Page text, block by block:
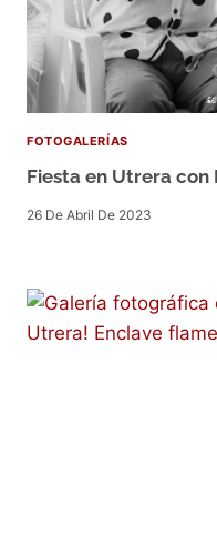
FOTOGALERÍAS
Fiesta en Utrera con
26 De Abril De 2023